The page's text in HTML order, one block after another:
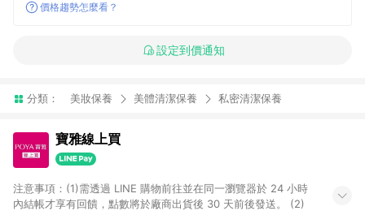
價格趨勢怎麼看？
設定到價通知
分類： 美妝保養 美體清潔保養 私密清潔保養
寶雅線上買
注意事項：(1)需透過 LINE 購物前往並在同一瀏覽器於 24 小時
內結帳才享有回饋，點數將於廠商出貨後 30 天前後發送。 (2)